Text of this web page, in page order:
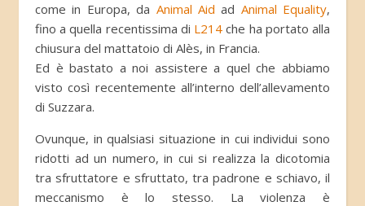
come in Europa, da Animal Aid ad Animal Equality,
fino a quella recentissima di L214 che ha portato alla
chiusura del mattatoio di Alès, in Francia.
Ed è bastato a noi assistere a quel che abbiamo
visto così recentemente all’interno dell’allevamento
di Suzzara.
Ovunque, in qualsiasi situazione in cui individui sono
ridotti ad un numero, in cui si realizza la dicotomia
tra sfruttatore e sfruttato, tra padrone e schiavo, il
meccanismo è lo stesso. La violenza è